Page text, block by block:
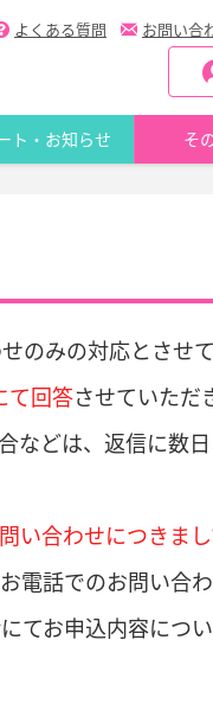
よくある質問 お問い合
ト・お知らせ
そ
のみの対応とさせ
て回答させていただ
などは、返信に数
い合わせにつきま
お電話でのお問い合
てお申込内容につ